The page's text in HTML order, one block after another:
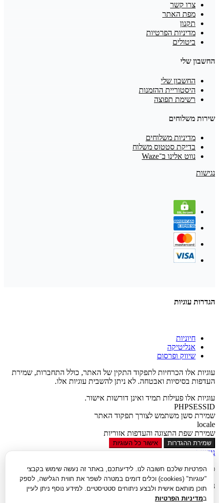
צרו קשר
מפת האתר
תקנון
מדיניות הפרטיות
ביטולים
החשבון שלי
החשבון שלי
היסטוריית ההזמנות
רשימת תפוצה
שירות משלוחים
מדיניות משלוחים
בדיקת סטטוס משלוח
נווט אלינו ב־Waze
נגישות
הפרטיות שלכם חשובה לנו. לידיעתכם, באתר זה נעשה שימוש בקבצי
"עוגיות" (cookies) וכלים דומים במטרה לשפר את חווית הגלישה, לספק
תוכן מותאם אישית ולבצע ניתוחים סטטיסטיים. למידע נוסף ניתן לעיין
במדיניות הפרטיות
הגדרות עוגיות
חיוניות
אנליטיקה
שיווק ופרסום
עוגיות אלו הכרחיות לתפקוד התקין של האתר, כולל התחברות, שמירת
העדפות בסיסיות ואבטחה. לא ניתן להשבית עוגיות אלו.
עוגיות אלו פעילות תמיד ואינן דורשות אישור.
PHPSESSID
שמירת סשן משתמש לצורך תפקוד האתר
locale
שמירת שפת התצוגה והעדפות אזוריות
שמירת ההגדרות אישור כל העוגיות
נגישות
סגור
נגישות